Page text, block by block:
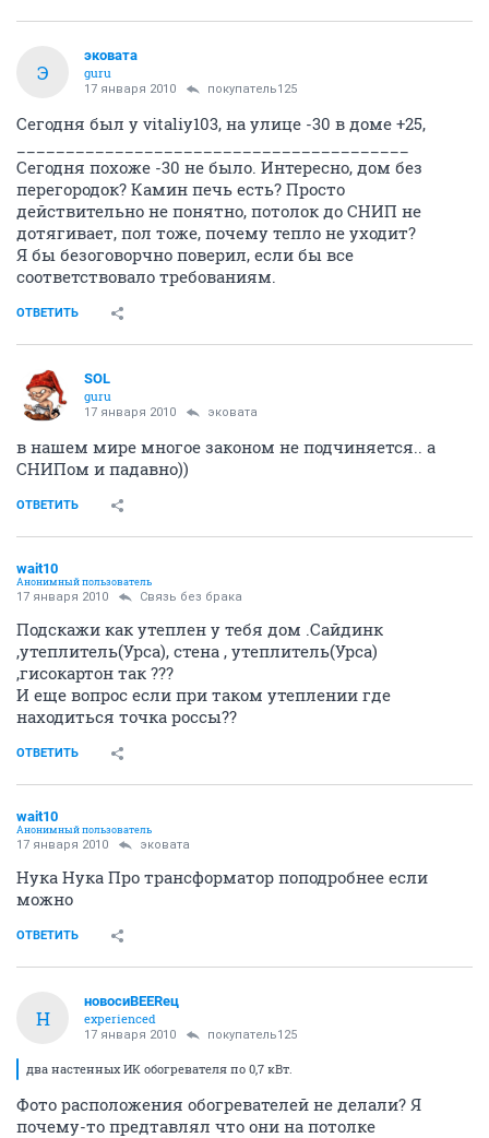
Э
эковата
guru
17 января 2010 покупатель125
Сегодня был у vitaliy103, на улице -30 в доме +25,
Сегодня похоже -30 не было. Интересно, дом без
перегородок? Камин печь есть? Просто
действительно не понятно, потолок до СНИП не
дотягивает, пол тоже, почему тепло не уходит?
Я бы безоговорчно поверил, если бы все
соответствовало требованиям.
ОТВЕТИТЬ
SOL
guru
17 января 2010 эковата
в нашем мире многое законом не подчиняется.. а
СНИПом и падавно))
ОТВЕТИТЬ
wait10
Анонимный пользователь
17 января 2010 Связь без брака
Подскажи как утеплен у тебя дом .Сайдинк
,утеплитель(Урса), стена , утеплитель(Урса)
,гисокартон так ???
И еще вопрос если при таком утеплении где
находиться точка россы??
ОТВЕТИТЬ
wait10
Анонимный пользователь
17 января 2010 эковата
Нука Нука Про трансформатор поподробнее если
можно
ОТВЕТИТЬ
Н
новосиBEERец
experienced
17 января 2010 покупатель125
два настенных ИК обогревателя по 0,7 кВт.
Фото расположения обогревателей не делали? Я
почему-то предтавлял что они на потолке